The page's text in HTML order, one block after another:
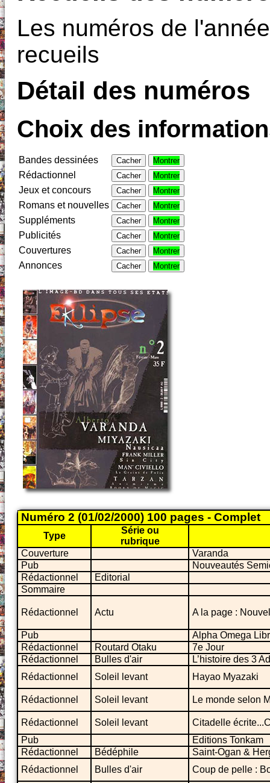
Les numéros de
recueils
Détail des numéros
Choix des
Bandes dessinées Cacher Montrer
Rédactionnel Cacher Montrer
Jeux et concours Cacher Montrer
Romans et nouvelles Cacher Montrer
Suppléments Cacher Montrer
Publicités Cacher Montrer
Couvertures Cacher Montrer
Annonces Cacher Montrer
Numéro 2 (01/02/2000) 100 pages - Complet
Type
Série ou
rubrique
Couverture
Varanda
Pub
Nouveautés
Rédactionnel
Editorial
Sommaire
Rédactionnel Actu A la page :
Pub
Alpha Omega
Rédactionnel
Routard Otaku
7e Jour
Rédactionnel
Bulles d'air
L’histoire des 3
Rédactionnel
Soleil levant Hayao Myazaki
Rédactionnel Soleil levant Le monde selon
Rédactionnel Soleil levant
Citadelle
Pub
Editions Tonkam
Rédactionnel
Bédéphile
Saint-Ogan &
Rédactionnel
Bulles d'air Coup de pelle :